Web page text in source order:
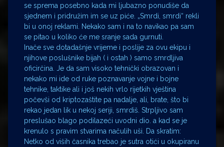
se sprema posebno kada mi ljubazno ponudiše da
sjednem i pridružim im se uz piće. „Smrdi, smrdi“ rekli
bi u onoj reklami. Nekako sam i na to navikao pa sam
se pitao u koliko će me sranje sada gurnuti.
Inače sve dotadašnje vrijeme i poslije za ovu ekipu i
njihove poslušnike bijah ( i ostah ) samo smrdljiva
oficirčina. Je da sam visoko tehnički obrazovan i
nekako mi ide od ruke poznavanje vojne i bojne
tehnike, taktike ali i još nekih vrlo rijetkih vještina
počevši od kriptozaštite pa nadalje, ali, brate, što bi
rekao jedan lik u nekoj seriji, smrdiš. Strpljivo sam
preslušao blago podilazeći uvodni dio. a kad se je
krenulo s pravim stvarima načulih uši. Da skratim:
Netko od viših časnika trebao je sutra otići u okupiranu